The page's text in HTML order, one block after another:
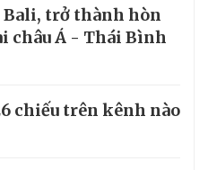
Bali, trở thành hòn
châu Á - Thái Bình
chiếu trên kênh nào